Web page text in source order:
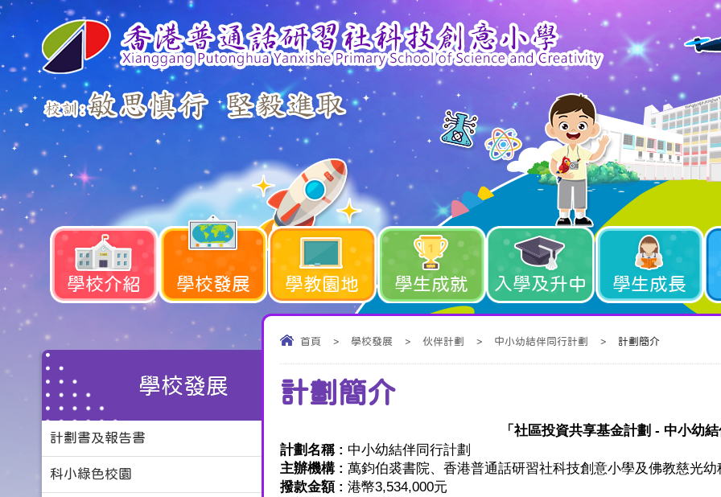
學校介紹 學校發展 學教園地 學生成就 入學及升中 學生成長
首頁 > 學校發展 > 伙伴計劃 > 中小幼結伴同行計劃 > 計劃簡介
計劃簡介
「社區投資共享基金計劃 - 中小幼
計劃名稱: 中小幼結伴同行計劃
主辦機構: 萬鈞伯裘書院、香港普通話研習社科技創意小學及佛教慈光幼
撥款金額: 港幣3,534,000元
學校發展
計劃書及報告書
科小綠色校園